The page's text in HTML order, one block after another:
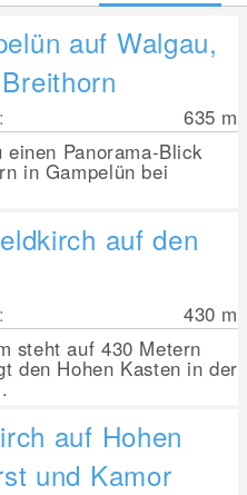
auf Walgau,
635 m
einen Panorama-Blick
in Gampelün bei
auf den
430 m
steht auf 430 Metern
den Hohen Kasten in der
auf Hohen
und Kamor